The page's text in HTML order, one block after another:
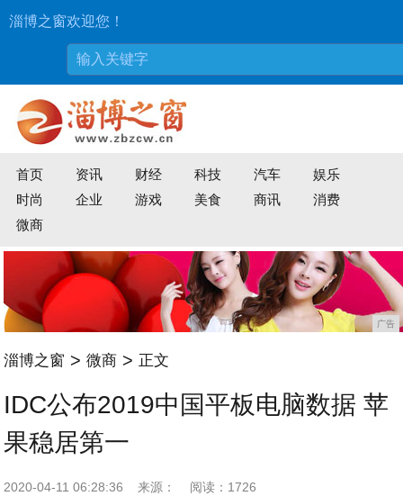
淄博之窗欢迎您！
首页 资讯 财经 科技 汽车
娱乐
时尚
企业 游戏 美食 商讯
消费
微商
广告
淄博之窗 > 微商 > 正文
IDC公布2019中国平板电脑数据 苹
果稳居第一
2020-04-11 06:28:36 来源：
阅读：1726